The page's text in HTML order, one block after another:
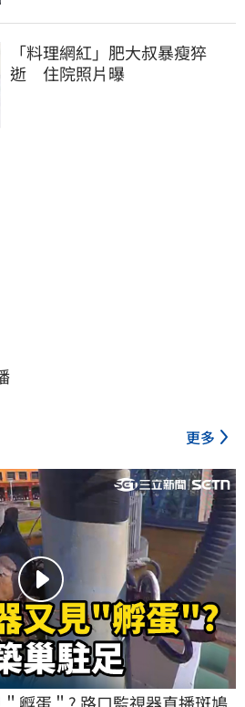
「料理網紅」肥大叔暴瘦猝
逝　住院照片曝
更多